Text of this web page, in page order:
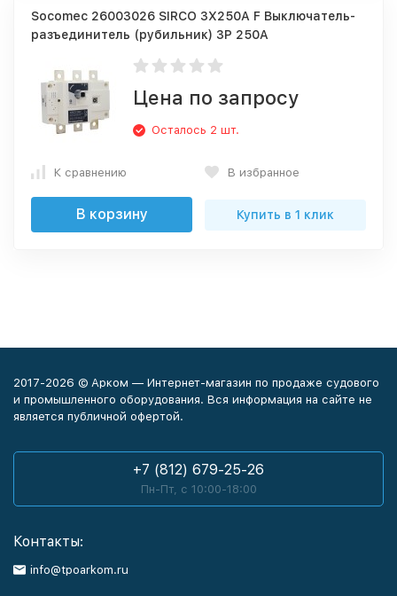
Socomec 26003026 SIRCO 3X250A F Выключатель-
разъединитель (рубильник) 3P 250A
Цена по запросу
Осталось 2 шт.
К сравнению В избранное
В корзину Купить в 1 клик
2017-2026 © Арком — Интернет-магазин по продаже судового
и промышленного оборудования. Вся информация на сайте не
является публичной офертой.
+7 (812) 679-25-26
Пн-Пт, с 10:00-18:00
Контакты:
info@tpoarkom.ru